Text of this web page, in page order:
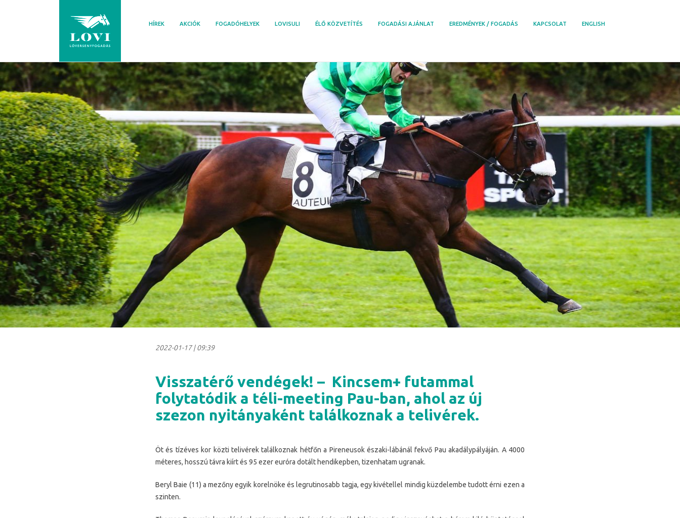
HÍREK AKCIÓK FOGADÓHELYEK LOVISULI ÉLŐ KÖZVETÍTÉS FOGADÁSI AJÁNLAT EREDMÉNYEK / FOGADÁS KAPCSOLAT ENGLISH
2022-01-17|09:39
Visszatérő vendégek! – Kincsem+ futammal
folytatódik a téli-meeting Pau-ban, ahol az új
szezon nyitányaként találkoznak a telivérek.
Öt és tízéves kor közti telivérek találkoznak hétfőn a Pireneusok északi-lábánál fekvő Pau akadálypályáján. A 4000
méteres, hosszú távra kiírt és 95 ezer euróra dotált hendikepben, tizenhatam ugranak.
Beryl Baie (11) a mezőny egyik korelnöke és legrutinosabb tagja, egy kivétellel mindig küzdelembe tudott érni ezen a
szinten.